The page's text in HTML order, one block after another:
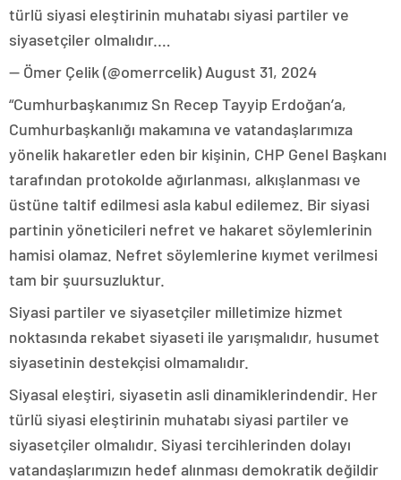
türlü siyasi eleştirinin muhatabı siyasi partiler ve
siyasetçiler olmalıdır.…
— Ömer Çelik (@omerrcelik) August 31, 2024
“Cumhurbaşkanımız Sn Recep Tayyip Erdoğan’a,
Cumhurbaşkanlığı makamına ve vatandaşlarımıza
yönelik hakaretler eden bir kişinin, CHP Genel Başkanı
tarafından protokolde ağırlanması, alkışlanması ve
üstüne taltif edilmesi asla kabul edilemez. Bir siyasi
partinin yöneticileri nefret ve hakaret söylemlerinin
hamisi olamaz. Nefret söylemlerine kıymet verilmesi
tam bir şuursuzluktur.
Siyasi partiler ve siyasetçiler milletimize hizmet
noktasında rekabet siyaseti ile yarışmalıdır, husumet
siyasetinin destekçisi olmamalıdır.
Siyasal eleştiri, siyasetin asli dinamiklerindendir. Her
türlü siyasi eleştirinin muhatabı siyasi partiler ve
siyasetçiler olmalıdır. Siyasi tercihlerinden dolayı
vatandaşlarımızın hedef alınması demokratik değildir